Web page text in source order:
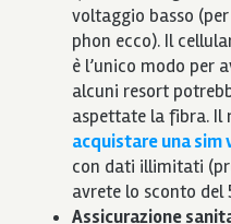
voltaggio basso
phon ecco). Il
è l’unico modo per
alcuni resort
aspettate la fibra. Il
acquistare una sim
con dati illimitati
avrete lo sconto del
Assicurazione